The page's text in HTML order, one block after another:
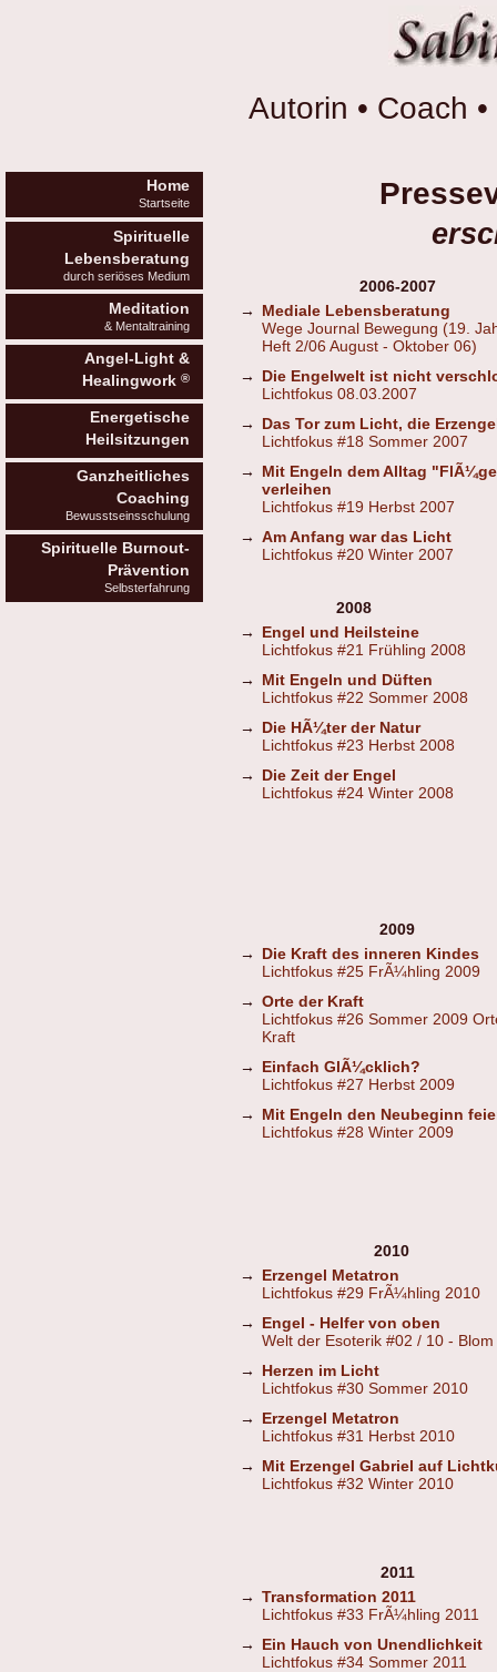
Autorin • Coach
Home
Startseite
Spirituelle
Lebensberatung
durch seriöses Medium
Meditation
& Mentaltraining
Angel-Light &
Healingwork®
Energetische
Heilsitzungen
Ganzheitliches
Coaching
Bewusstseinsschulung
Spirituelle Burnout-
Prävention
Selbsterfahrung
2006-2007
→
Mediale Lebensberatung
Wege Journal Bewegung (19.
Heft 2/06 August - Oktober 06)
→
Die Engelwelt ist nicht
Lichtfokus 08.03.2007
→
Das Tor zum Licht, die
Lichtfokus #18 Sommer 2007
→
Mit Engeln dem Alltag
verleihen
Lichtfokus #19 Herbst 2007
→ Am Anfang war das Licht
Lichtfokus #20 Winter 2007
2008
→
Engel und Heilsteine
Lichtfokus #21 Frühling 2008
→
Mit Engeln und Düften
Lichtfokus #22 Sommer 2008
→
Die HÃ¼ter der Natur
Lichtfokus #23 Herbst 2008
→
Die Zeit der Engel
Lichtfokus #24 Winter 2008
2009
→
Die Kraft des inneren Kindes
Lichtfokus #25 FrÃ¼hling 2009
→ Orte der Kraft
Lichtfokus #26 Sommer 2009
Kraft
→
Einfach GlÃ¼cklich?
Lichtfokus #27 Herbst 2009
→
Mit Engeln den Neubeginn
Lichtfokus #28 Winter 2009
2010
→
Erzengel Metatron
Lichtfokus #29 FrÃ¼hling 2010
→
Engel - Helfer von oben
Welt der Esoterik #02 / 10 - Blom
→
Herzen im Licht
Lichtfokus #30 Sommer 2010
→
Erzengel Metatron
Lichtfokus #31 Herbst 2010
→
Mit Erzengel Gabriel auf
Lichtfokus #32 Winter 2010
2011
→ Transformation 2011
Lichtfokus #33 FrÃ¼hling 2011
→
Ein Hauch von Unendlichkeit
Lichtfokus #34 Sommer 2011